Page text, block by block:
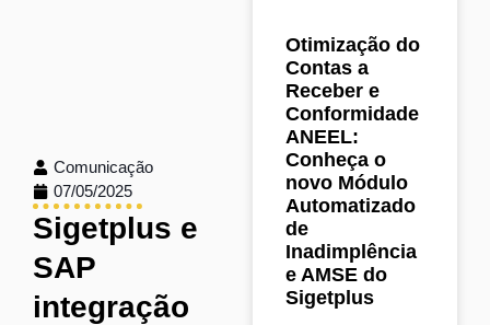
Comunicação
07/05/2025
Sigetplus e
SAP
integração
Otimização do
Contas a
Receber e
Conformidade
ANEEL:
Conheça o
novo Módulo
Automatizado
de
Inadimplência
e AMSE do
Sigetplus